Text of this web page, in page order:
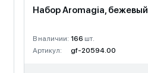
Набор Aromagia, бежевый
В наличии: 166 шт.
Артикул:
gf-20594.00